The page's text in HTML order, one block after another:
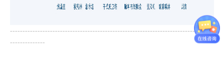
---------------------------------------------------------------------------------
--------------